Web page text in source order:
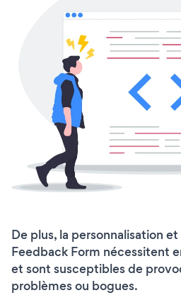
De plus, la personnalisation
Feedback Form nécessitent
et sont susceptibles de
problèmes ou bogues.